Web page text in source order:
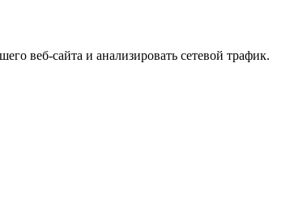
веб-сайта и анализировать сетевой трафик.